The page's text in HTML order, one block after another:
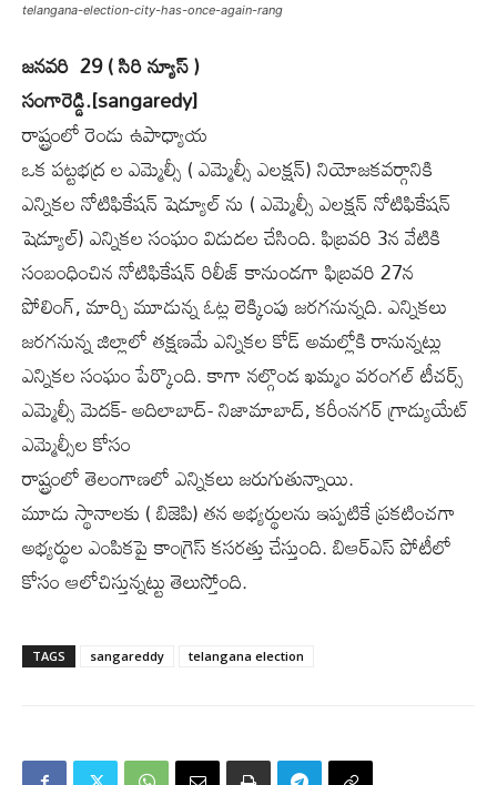
telangana-election-city-has-once-again-rang
జనవరి ‌ 29 ‌( సిరి న్యూస్ )
సంగారెడ్డి.[sangaredy]
రాష్ట్రంలో రెండు ఉపాధ్యాయ
ఒక పట్టభద్ర ల ఎమ్మెల్సీ ( ఎమ్మెల్సీ ఎలక్షన్) నియోజకవర్గానికి
ఎన్నికల నోటిఫికేషన్ షెడ్యూల్ ను ( ఎమ్మెల్సీ ఎలక్షన్ నోటిఫికేషన్
షెడ్యూల్) ఎన్నికల సంఘం విడుదల చేసింది. ఫిబ్రవరి 3న వేటికి
సంబంధించిన నోటిఫికేషన్ రిలీజ్ కానుండగా ఫిబ్రవరి 27న
పోలింగ్, మార్చి మూడున్న ఓట్ల లెక్కింపు జరగనున్నది. ఎన్నికలు
జరగనున్న జిల్లాలో తక్షణమే ఎన్నికల కోడ్ అమల్లోకి రానున్నట్లు
ఎన్నికల సంఘం పేర్కొంది. కాగా నల్గొండ ఖమ్మం వరంగల్ టీచర్స్
ఎమ్మెల్సీ మెదక్- అదిలాబాద్- నిజామాబాద్, కరీంనగర్ గ్రాడ్యుయేట్
ఎమ్మెల్సీల కోసం
రాష్ట్రంలో తెలంగాణలో ఎన్నికలు జరుగుతున్నాయి.
మూడు స్థానాలకు ( బిజెపి)‌ తన అభ్యర్థులను ఇప్పటికే ప్రకటించగా
అభ్యర్థుల ఎంపికపై కాంగ్రెస్ కసరత్తు చేస్తుంది. బిఆర్ఎస్ పోటీలో
కోసం ఆలోచిస్తున్నట్టు తెలుస్తోంది.
TAGS sangareddy telangana election